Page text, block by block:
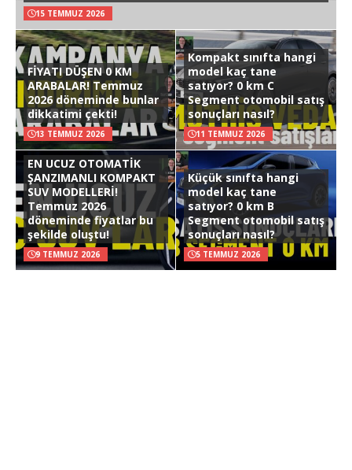
15 TEMMUZ 2026
FİYATI DÜŞEN 0 KM
ARABALAR! Temmuz
2026 döneminde bunlar
dikkatimi çekti!
13 TEMMUZ 2026
Kompakt sınıfta hangi
model kaç tane
satıyor? 0 km C
Segment otomobil satış
sonuçları nasıl?
11 TEMMUZ 2026
EN UCUZ OTOMATİK
ŞANZIMANLI KOMPAKT
SUV MODELLERİ!
Temmuz 2026
döneminde fiyatlar bu
şekilde oluştu!
9 TEMMUZ 2026
Küçük sınıfta hangi
model kaç tane
satıyor? 0 km B
Segment otomobil satış
sonuçları nasıl?
5 TEMMUZ 2026